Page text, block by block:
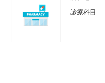
診療科目